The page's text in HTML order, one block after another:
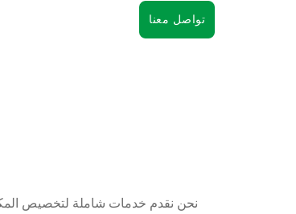
تواصل معنا
نحن نقدم خدمات شاملة لتخصيص